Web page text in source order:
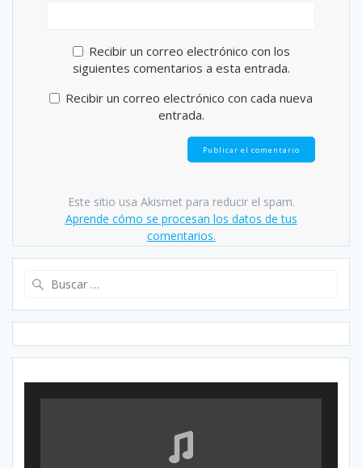
Recibir un correo electrónico con los
siguientes comentarios a esta entrada.
Recibir un correo electrónico con cada nueva
entrada.
Este sitio usa Akismet para reducir el spam.
Aprende cómo se procesan los datos de tus
comentarios.